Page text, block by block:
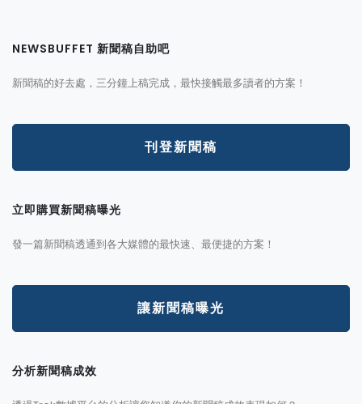
NEWSBUFFET 新聞稿自助吧
新聞稿的好去處，三分鐘上稿完成，最快接觸最多讀者的方案！
刊登新聞稿
立即購買新聞稿曝光
發一篇新聞稿透通到各大媒體的最快速、最便捷的方案！
讓新聞稿曝光
分析新聞稿成效